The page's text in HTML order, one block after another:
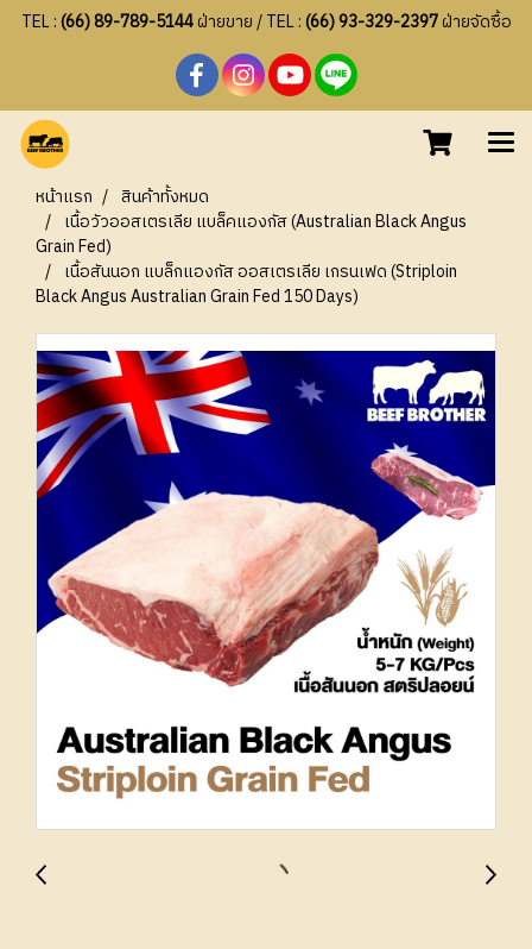
TEL :(66) 89-789-5144ฝ่ายขาย / TEL :(66) 93-329-2397ฝ่ายจัดซื้อ
หน้าแรก
สินค้าทั้งหมด
เนื้อวัวออสเตรเลีย แบล็คแองกัส (Australian Black Angus
Grain Fed)
เนื้อสันนอก แบล็กแองกัส ออสเตรเลีย เกรนเฟด (Striploin
Black Angus Australian Grain Fed 150 Days)